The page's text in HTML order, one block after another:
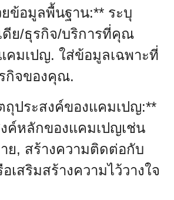
ข้อมูลพื้นฐาน:** ระบุ
ย/ธุรกิจ/บริการที่คุณ
คมเปญ. ใส่ข้อมูลเฉพาะที่
กิจของคุณ.
ถุประสงค์ของแคมเปญ:**
ค์หลักของแคมเปญเช่น
ย, สร้างความติดต่อกับ
เสริมสร้างความไว้วางใจ